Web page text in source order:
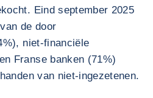
Eind september 2025
de door
niet-financiële
Franse banken (71%)
van niet-ingezetenen.